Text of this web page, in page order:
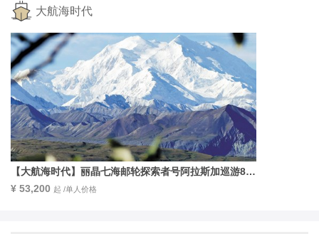
大航海时代
【大航海时代】丽晶七海邮轮探索者号阿拉斯加巡游8天
7晚
¥ 53,200 起 /单人价格